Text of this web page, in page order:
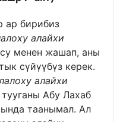
ар бирибиз
алайхи
менен жашап, аны
сүйүүбүз керек.
алайхи
Абу Лахаб
таанымал. Ал